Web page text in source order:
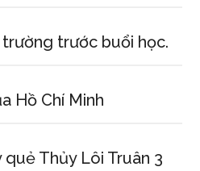
trước buổi học.
Hồ Chí Minh
Thủy Lôi Truân 3